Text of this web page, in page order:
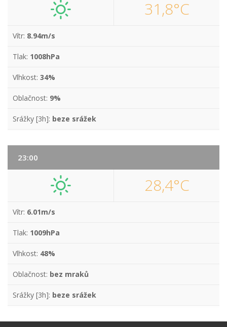
31,8°C
Vítr: 8.94m/s
Tlak: 1008hPa
Vlhkost: 34%
Oblačnost: 9%
Srážky [3h]: beze srážek
23:00
28,4°C
Vítr: 6.01m/s
Tlak: 1009hPa
Vlhkost: 48%
Oblačnost: bez mraků
Srážky [3h]: beze srážek